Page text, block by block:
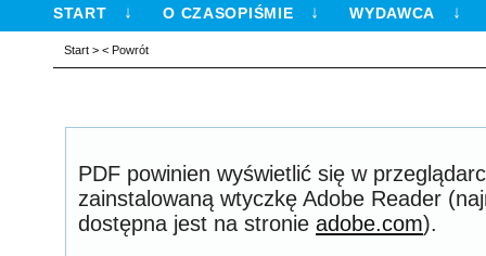
START O CZASOPIŚMIE WYDAWCA
Start > < Powrót
PDF powinien wyświetlić się w
zainstalowaną wtyczkę Adobe Reader
dostępna jest na stronie adobe.com).